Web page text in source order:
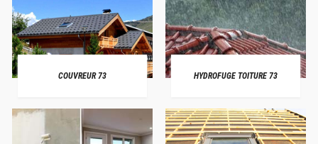
COUVREUR 73 HYDROFUGE TOITURE 73